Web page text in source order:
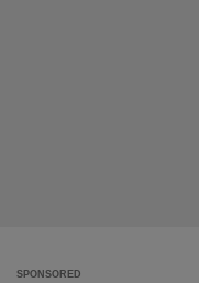
SPONSORED